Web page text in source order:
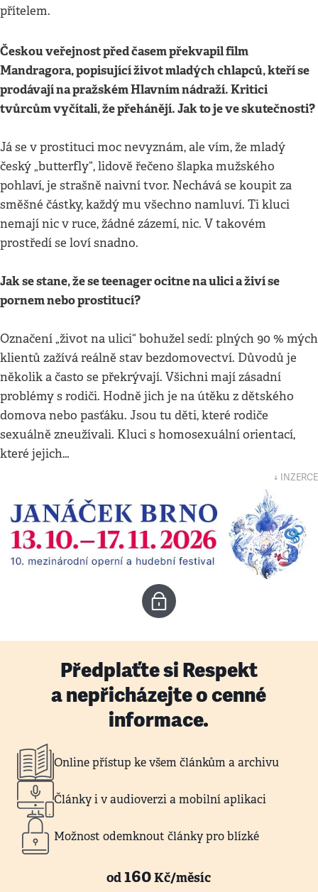
přítelem.
Českou veřejnost před časem překvapil film
Mandragora, popisující život mladých chlapců, kteří se
prodávají na pražském Hlavním nádraží. Kritici
tvůrcům vyčítali, že přehánějí. Jak to je ve skutečnosti?
Já se v prostituci moc nevyznám, ale vím, že mladý
český „butterfly“, lidově řečeno šlapka mužského
pohlaví, je strašně naivní tvor. Nechává se koupit za
směšné částky, každý mu všechno namluví. Ti kluci
nemají nic v ruce, žádné zázemí, nic. V takovém
prostředí se loví snadno.
Jak se stane, že se teenager ocitne na ulici a živí se
pornem nebo prostitucí?
Označení „život na ulici“ bohužel sedí: plných 90 % mých
klientů zažívá reálně stav bezdomovectví. Důvodů je
několik a často se překrývají. Všichni mají zásadní
problémy s rodiči. Hodně jich je na útěku z dětského
domova nebo pasťáku. Jsou tu děti, které rodiče
sexuálně zneužívali. Kluci s homosexuální orientací,
které jejich…
↓ INZERCE
Předplaťte si Respekt
a nepřicházejte o cenné
informace.
Online přístup ke všem článkům a archivu
Články i v audioverzi a mobilní aplikaci
Možnost odemknout články pro blízké
od160Kč/měsíc